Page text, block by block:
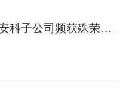
中安科子公司频获殊荣，专精特新企业认证彰显行业实力